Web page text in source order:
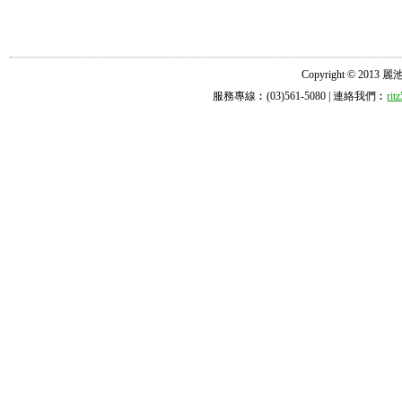
Copyright © 2013 麗
服務專線︰(03)561-5080 | 連絡我們︰